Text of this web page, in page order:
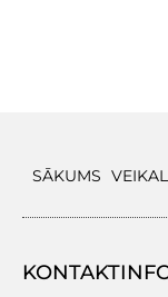
SĀKUMS